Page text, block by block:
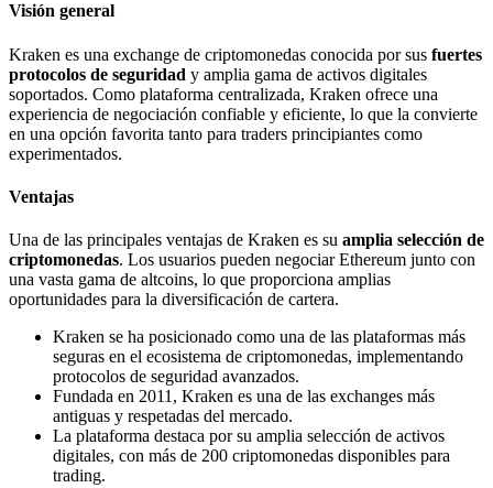
Visión general
Kraken es una exchange de criptomonedas conocida por sus fuertes
protocolos de seguridad y amplia gama de activos digitales
soportados. Como plataforma centralizada, Kraken ofrece una
experiencia de negociación confiable y eficiente, lo que la convierte
en una opción favorita tanto para traders principiantes como
experimentados.
Ventajas
Una de las principales ventajas de Kraken es su amplia selección de
criptomonedas. Los usuarios pueden negociar Ethereum junto con
una vasta gama de altcoins, lo que proporciona amplias
oportunidades para la diversificación de cartera.
Kraken se ha posicionado como una de las plataformas más
seguras en el ecosistema de criptomonedas, implementando
protocolos de seguridad avanzados.
Fundada en 2011, Kraken es una de las exchanges más
antiguas y respetadas del mercado.
La plataforma destaca por su amplia selección de activos
digitales, con más de 200 criptomonedas disponibles para
trading.